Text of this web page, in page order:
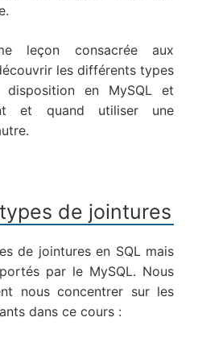
leçon consacrée aux
les différents types
en MySQL et
et quand utiliser une
de jointures
de jointures en SQL mais
par le MySQL. Nous
nous concentrer sur les
dans ce cours :